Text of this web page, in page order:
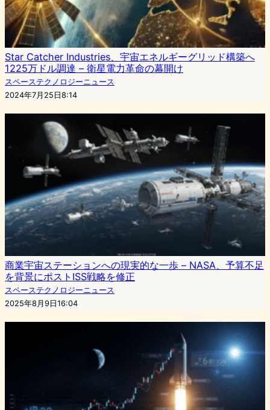
Star Catcher Industries、宇宙エネルギーグリッド構築へ
1225万ドル調達 – 衛星電力革命の幕開け
スペーステクノロジーニュース
2024年7月25日8:14
商業宇宙ステーションへの現実的な一歩 – NASA、予算不足
を背景にポストISS戦略を修正
スペーステクノロジーニュース
2025年8月9日16:04